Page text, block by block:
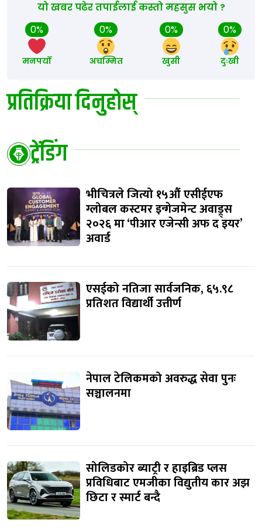
यो खबर पढेर तपाईलाई कस्तो महसुस भयो ?
0%
मनपर्यो
0%
अचम्मित
0%
खुसी
0%
दुःखी
प्रतिक्रिया दिनुहोस्
ट्रेंडिंग
भीचित्रले जित्यो १५औं एसीईएफ
ग्लोबल कस्टमर इन्गेजमेन्ट अवाड्र्स
२०२६ मा ‘पीआर एजेन्सी अफ द इयर’
अवार्ड
एसईको नतिजा सार्वजनिक, ६५.९८
प्रतिशत विद्यार्थी उत्तीर्ण
नेपाल टेलिकमको अवरुद्ध सेवा पुनः
सञ्चालनमा
सोलिडकोर ब्याट्री र हाइब्रिड प्लस
प्रविधिबाट एमजीका विद्युतीय कार अझ
छिटा र स्मार्ट बन्दै